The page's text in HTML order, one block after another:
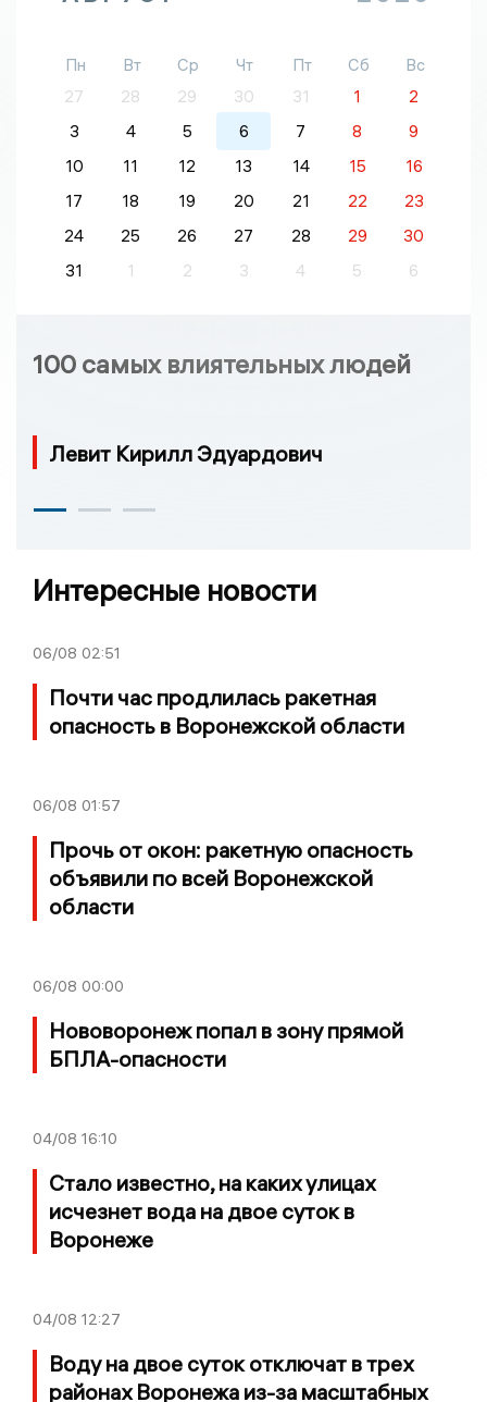
Пн Вт Ср Чт Пт Сб
Вс
27
28 29 30 31 1
2
3
4 5 6 7 8
9
10
11 12 13 14 15
16
17
18 19 20 21 22
23
24
25 26 27 28 29
30
31
1 2 3 4 5 6
100 самых влиятельных людей
Левит Кирилл Эдуардович
Интересные новости
06/08 02:51
Почти час продлилась ракетная
опасность в Воронежской области
06/08 01:57
Прочь от окон: ракетную опасность
объявили по всей Воронежской
области
06/08 00:00
Нововоронеж попал в зону прямой
БПЛА-опасности
04/08 16:10
Стало известно, на каких улицах
исчезнет вода на двое суток в
Воронеже
04/08 12:27
Воду на двое суток отключат в трех
районах Воронежа из-за масштабных